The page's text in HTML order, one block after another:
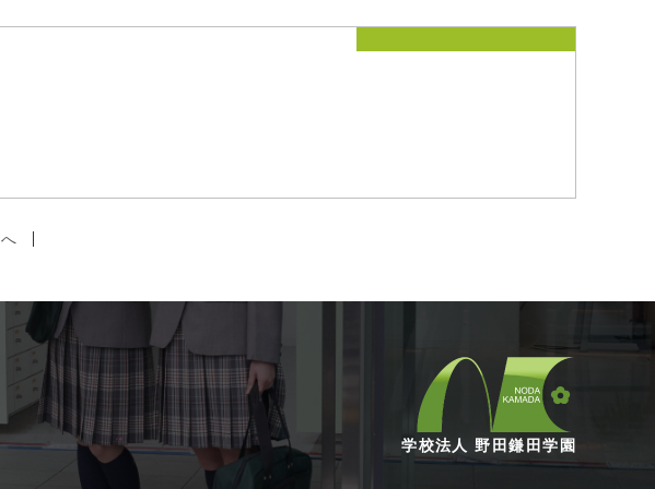
学校法人 野田鎌田学園